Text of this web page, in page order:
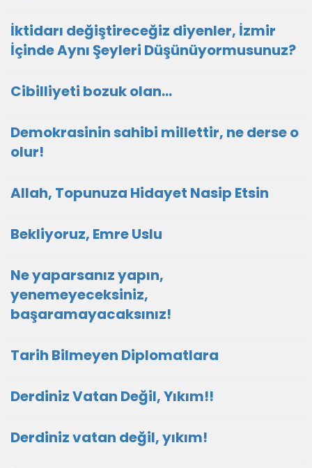
İktidarı değiştireceğiz diyenler, İzmir
İçinde Aynı Şeyleri Düşünüyormusunuz?
Cibilliyeti bozuk olan...
Demokrasinin sahibi millettir, ne derse o
olur!
Allah, Topunuza Hidayet Nasip Etsin
Bekliyoruz, Emre Uslu
Ne yaparsanız yapın,
yenemeyeceksiniz,
başaramayacaksınız!
Tarih Bilmeyen Diplomatlara
Derdiniz Vatan Değil, Yıkım!!
Derdiniz vatan değil, yıkım!